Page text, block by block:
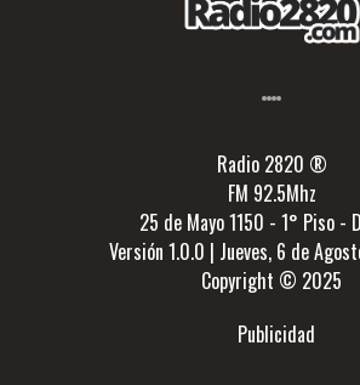
Radio 2820 ®
FM 92.5Mhz
25 de Mayo 1150 - 1° Piso -
Versión 1.0.0 | Jueves, 6 de
Copyright © 2025
Publicidad